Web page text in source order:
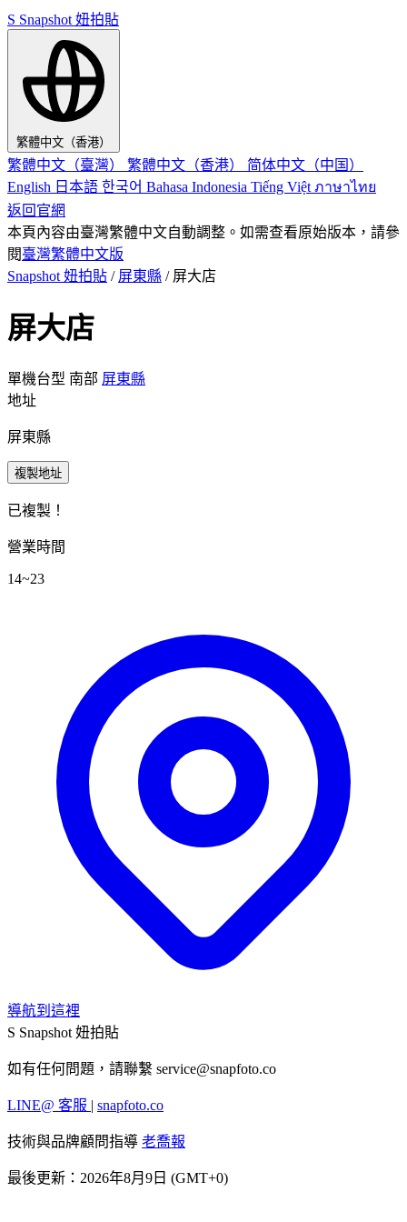
S Snapshot 妞拍貼
繁體中文（香港）
繁體中文（臺灣） 繁體中文（香港） 简体中文（中国）
English 日本語 한국어 Bahasa Indonesia Tiếng Việt ภาษาไทย
返回官網
本頁內容由臺灣繁體中文自動調整。如需查看原始版本，請參
閱臺灣繁體中文版
Snapshot 妞拍貼 / 屏東縣 / 屏大店
屏大店
單機台型 南部 屏東縣
地址
屏東縣
複製地址
已複製！
營業時間
14~23
導航到這裡
S Snapshot 妞拍貼
如有任何問題，請聯繫 service@snapfoto.co
LINE@ 客服 | snapfoto.co
技術與品牌顧問指導 老喬報
最後更新：2026年8月9日 (GMT+0)